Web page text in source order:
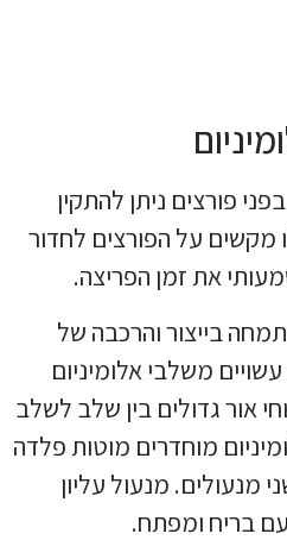
פורצים ניתן להתקין
מקשים על הפורצים לחדור
את זמן הפריצה.
בייצור והרכבה של
משלבי אלומיניום
מרווחי אור גדולים בין שלב לשלב
מוחדרים מוטות פלדה
מנעולים. מנעול עליון
בריח ומפתח.